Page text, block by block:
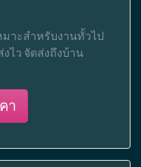
าะสำหรับงานทั้วไป
ไว จัดส่งถึงบ้าน
า